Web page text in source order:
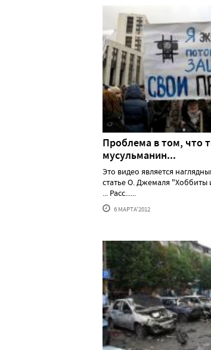
Проблема в том, что
мусульманин...
Это видео является
статье О. Джемаля "Хоббиты
... Расс......
6 МАРТА'2012